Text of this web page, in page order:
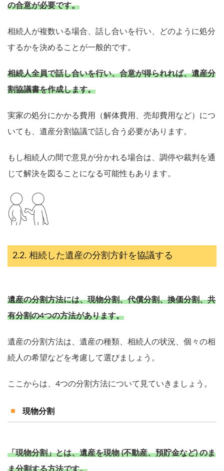
の合意が必要です。
相続人が複数いる場合、話し合いを行い、どのように処分
するかを決めることが一般的です。
相続人全員で話し合いを行い、合意が得られれば、遺産分
割協議書を作成します。
実家の処分にかかる費用（解体費用、売却費用など）につ
いても、遺産分割協議で話し合う必要があります。
もし相続人の間で意見が分かれる場合は、調停や裁判を通
じて解決を図ることになる可能性もあります。
相続した遺産の分割方針を協議する
遺産の分割方法には、現物分割、代償分割、換価分割、共
有分割の4つの方法があります。
遺産の分割方法は、遺産の種類、相続人の状況、個々の相
続人の希望などを考慮して選びましょう。
ここからは、4つの分割方法について見ていきましょう。
現物分割
「現物分割」とは、遺産を現物 (不動産、預貯金など) のま
ま分割する方法です。